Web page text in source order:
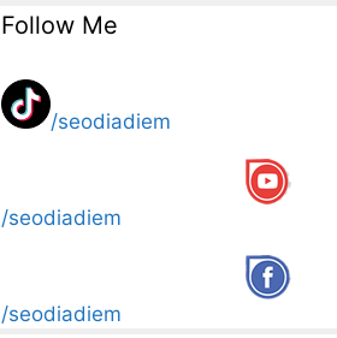
Follow Me
/seodiadiem
/seodiadiem
/seodiadiem